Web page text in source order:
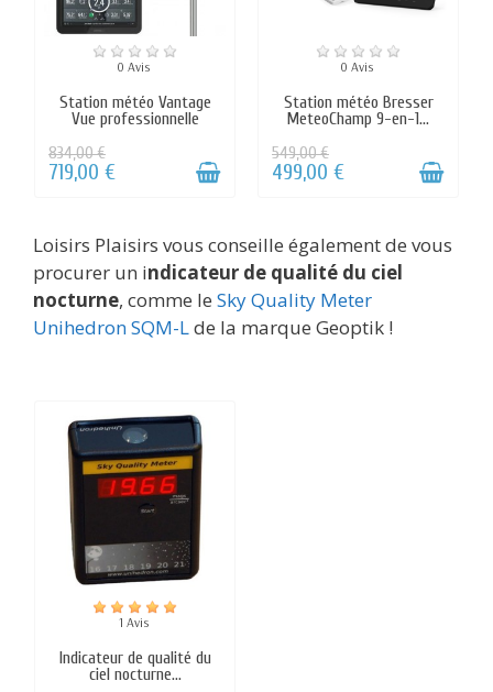
Loisirs Plaisirs vous conseille également de vous
procurer un indicateur de qualité du ciel
nocturne, comme le Sky Quality Meter
Unihedron SQM-Lde la marque Geoptik !